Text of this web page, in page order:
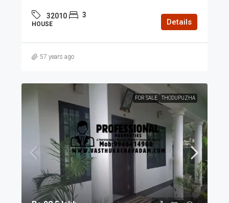
32010 3
HOUSE Details
57 years ago
FOR SALE THODUPUZHA